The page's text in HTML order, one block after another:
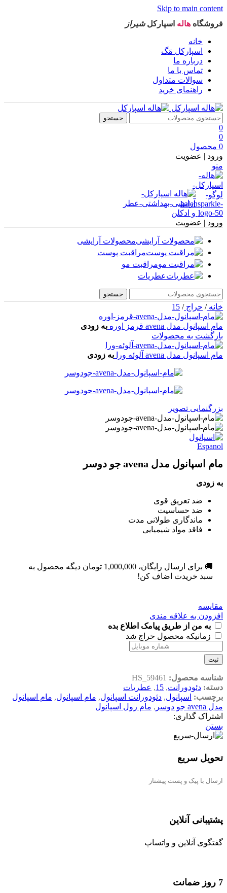
Skip to main content
فروشگاه هاله اسپارکلشیراز
خانه
اسپارکل مَگ
درباره ما
تماس با ما
سوالات متداول
راهنمای خرید
جستجو
0
0
0 محصول
ورود | عضویت
منو
ورود | عضویت
محصولات آرایشی
مراقبت پوست
مراقبت مو
عطریات
جستجو
خانه/ حراج/
15
مام اسپانول مدل avena قرمز اوره
به زودی
بازگشت به محصولات
مام اسپانول مدل avena آلوئه ورا به زودی
بزرگنمایی تصویر
مام اسپانول مدل avena جو دوسر
به زودی
ضد تعریق قوی
ضد حساسیت
ماندگاری طولانی مدت
فاقد مواد شیمیایی
🚚 برای ارسال رایگان، 1,000,000 تومان دیگه محصول به
سبد خریدت اضاف کن!
مقایسه
افزودن به علاقه مندی
به من از طریق پیامک اطلاع بده
زمانیکه محصول حراج شد
ثبت
شناسه محصول: HS_59461
دسته: دئودورانت,
15
, عطریات
برچسب: اسپانول, دئودورانت اسپانول, مام اسپانول, مام اسپانول
مدل avena جو دوسر
, مام رول اسپانول
اشتراک گذاری:
بستن
تحویل سریع
ارسال با پیک و پست پیشتاز
پشتیبانی آنلاین
گفتگوی آنلاین و واتساپ
7 روز ضمانت